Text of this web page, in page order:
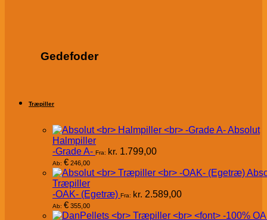
Gedefoder
Træpiller
Absolut
Halmpiller
-Grade A- Fra: kr. 1.799,00
Ab: € 246,00
Træpiller
-OAK- (Egetræ) Fra: kr. 2.589,00
Ab: € 355,00